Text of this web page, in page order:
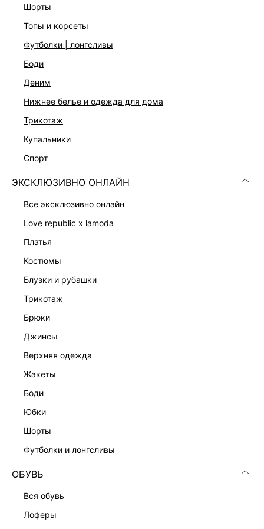
шорты
топы и корсеты
футболки | лонгсливы
боди
деним
нижнее белье и одежда для дома
трикотаж
купальники
спорт
ЭКСКЛЮЗИВНО ОНЛАЙН
все эксклюзивно онлайн
love republic x lamoda
платья
костюмы
блузки и рубашки
трикотаж
брюки
джинсы
верхняя одежда
жакеты
боди
юбки
шорты
футболки и лонгсливы
ОБУВЬ
вся обувь
лоферы
Не стирать, Не отбеливать, Машинная сушка запрещена,
Глажение при 110ºС, Профессиональная сухая чистка.
Мягкий режим., Глажение с использованием специальной
сетки
Описание
Приталенный крой
Отложной воротник с лацканами
Спинка со шлицей
Подплечники
Декоративные клапаны по бокам
Цвет: черный
На модели размер 44. Крой модели соответствует
стандартному размеру
Подробные условия доставки и возврата
КАТАЛОГ
КОМПАНИЯ